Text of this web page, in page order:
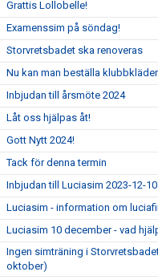
Grattis Lollobelle!
Examenssim på söndag!
Storvretsbadet ska renoveras
Nu kan man beställa
Inbjudan till årsmöte 2024
Låt oss hjälpas åt!
Gott Nytt 2024!
Tack för denna termin
Inbjudan till Luciasim 2023-12-10
Luciasim - information om
Luciasim 10 december - vad
Ingen simträning i
oktober)